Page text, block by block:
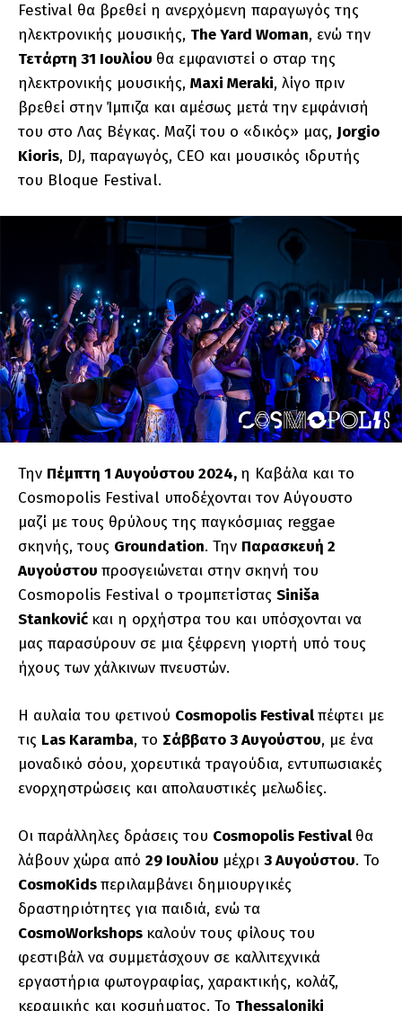
Festival θα βρεθεί η ανερχόμενη παραγωγός της
ηλεκτρονικής μουσικής, The Yard Woman, ενώ την
Τετάρτη 31 Ιουλίου θα εμφανιστεί ο σταρ της
ηλεκτρονικής μουσικής, Maxi Meraki, λίγο πριν
βρεθεί στην Ίμπιζα και αμέσως μετά την εμφάνισή
του στο Λας Βέγκας. Μαζί του ο «δικός» μας, Jorgio
Kioris, DJ, παραγωγός, CEO και μουσικός ιδρυτής
του Bloque Festival.
Την Πέμπτη 1 Αυγούστου 2024, η Καβάλα και το
Cosmopolis Festival υποδέχονται τον Αύγουστο
μαζί με τους θρύλους της παγκόσμιας reggae
σκηνής, τους Groundation. Την Παρασκευή 2
Αυγούστου προσγειώνεται στην σκηνή του
Cosmopolis Festival o τρομπετίστας Siniša
Stanković και η ορχήστρα του και υπόσχονται να
μας παρασύρουν σε μια ξέφρενη γιορτή υπό τους
ήχους των χάλκινων πνευστών.
Η αυλαία του φετινού Cosmopolis Festivalπέφτει με
τις Las Karamba, το Σάββατο 3 Αυγούστου, με ένα
μοναδικό σόου, χορευτικά τραγούδια, εντυπωσιακές
ενορχηστρώσεις και απολαυστικές μελωδίες.
Οι παράλληλες δράσεις του Cosmopolis Festival θα
λάβουν χώρα από 29 Ιουλίου μέχρι 3 Αυγούστου. Το
CosmoKidsπεριλαμβάνει δημιουργικές
δραστηριότητες για παιδιά, ενώ τα
CosmoWorkshops καλούν τους φίλους του
φεστιβάλ να συμμετάσχουν σε καλλιτεχνικά
εργαστήρια φωτογραφίας, χαρακτικής, κολάζ,
κεραμικής και κοσμήματος. Το Thessaloniki